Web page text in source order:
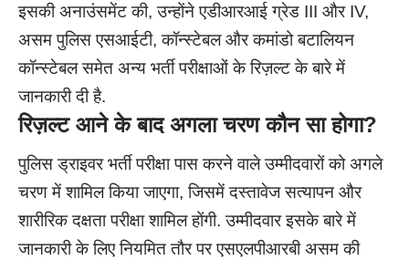
इसकी अनाउंसमेंट की, उन्होंने एडीआरआई ग्रेड III और IV,
असम पुलिस एसआईटी, कॉन्स्टेबल और कमांडो बटालियन
कॉन्स्टेबल समेत अन्य भर्ती परीक्षाओं के रिज़ल्ट के बारे में
जानकारी दी है.
रिज़ल्ट आने के बाद अगला चरण कौन सा होगा?
पुलिस ड्राइवर भर्ती परीक्षा पास करने वाले उम्मीदवारों को अगले
चरण में शामिल किया जाएगा, जिसमें दस्तावेज सत्यापन और
शारीरिक दक्षता परीक्षा शामिल होंगी. उम्मीदवार इसके बारे में
जानकारी के लिए नियमित तौर पर एसएलपीआरबी असम की